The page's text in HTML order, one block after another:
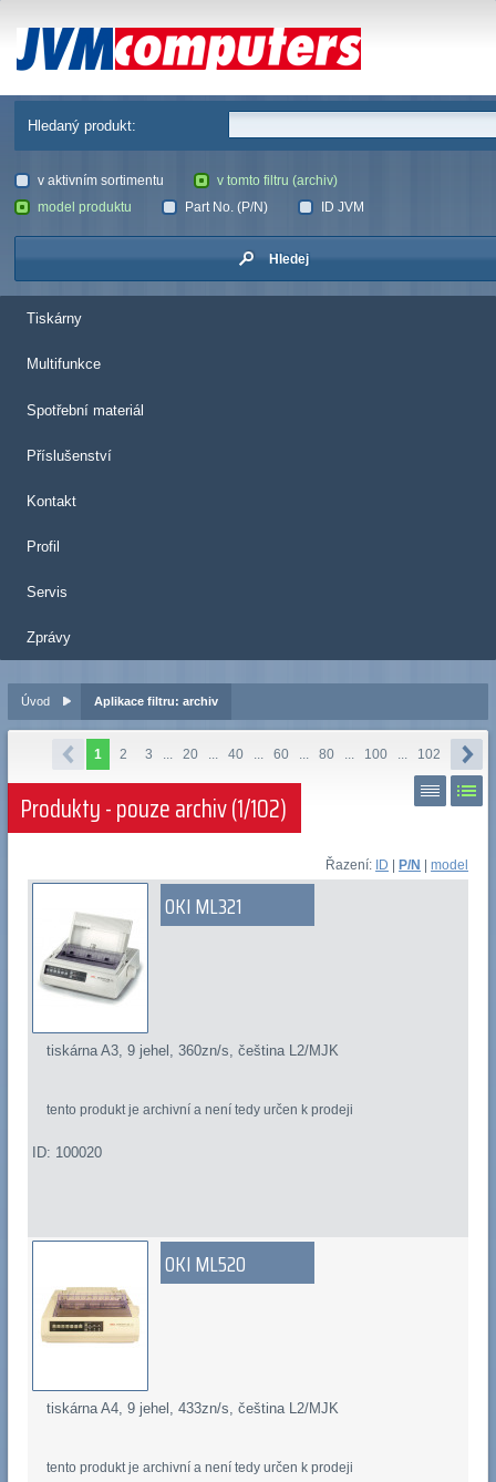
JVM Computers
Hledaný produkt:
v aktivním sortimentu
v tomto filtru (archiv)
model produktu
Part No. (P/N) ID JVM
Hledej
Tiskárny
Multifunkce
Spotřební materiál
Příslušenství
Kontakt
Profil
Servis
Zprávy
Úvod Aplikace filtru: archiv
1 2 3 ... 20 ... 40 ... 60 ... 80 ... 100 ... 102
Produkty - pouze archiv (1/102)
Řazení: ID P/N |model
OKI ML321
tiskárna A3, 9 jehel, 360zn/s, čeština L2/MJK
tento produkt je archivní a není tedy určen k prodeji
ID: 100020
OKI ML520
tiskárna A4, 9 jehel, 433zn/s, čeština L2/MJK
tento produkt je archivní a není tedy určen k prodeji